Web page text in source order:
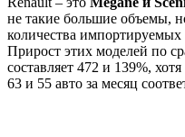
не такие большие объемы,
количества импортируемых
Прирост этих моделей по
составляет 472 и 139%,
63 и 55 авто за месяц